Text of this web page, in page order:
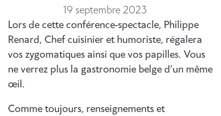
19 septembre 2023
Lors de cette conférence-spectacle, Philippe
Renard, Chef cuisinier et humoriste, régalera
vos zygomatiques ainsi que vos papilles. Vous
ne verrez plus la gastronomie belge d’un même
œil.
Comme toujours, renseignements et